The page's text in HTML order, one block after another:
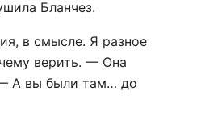
Бланчез.
в смысле. Я разное
верить. — Она
А вы были там… до